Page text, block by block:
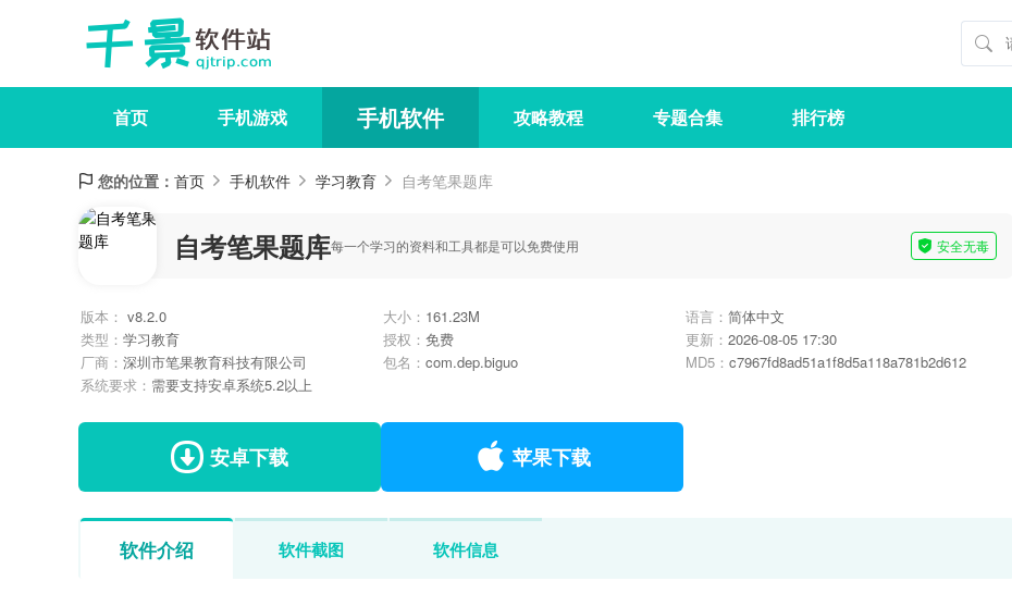
首页 手机游戏 手机软件 攻略教程 专题合集 排行榜
您的位置： 首页 手机软件 学习教育 自考笔果题库
自考笔果题库每一个学习的资料和工具都是可以免费使用 安全无毒
版本： v8.2.0 大小： 161.23M 语言： 简体中文
类型： 学习教育 授权： 免费 更新： 2026-08-05 17:30
厂商： 深圳市笔果教育科技有限公司 包名： com.dep.biguo MD5： c7967fd8ad51a1f8d5a118a781b2d612
系统要求： 需要支持安卓系统5.2以上
安卓下载 苹果下载
软件介绍 软件截图 软件信息